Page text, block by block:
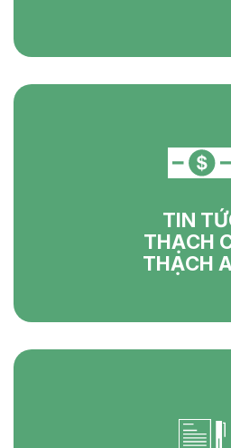
TIN
THẠCH
THẠCH